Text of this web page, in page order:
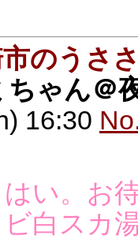
のうさ
ちゃん＠
16:30
はい。お
ビ白スカ